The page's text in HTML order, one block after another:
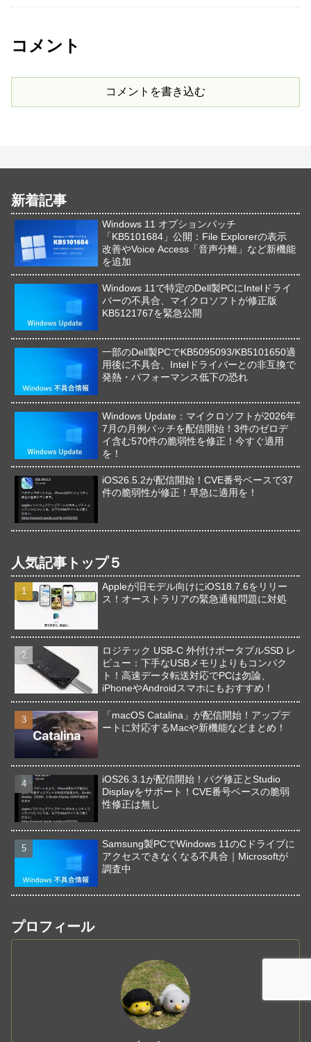
コメント
コメントを書き込む
新着記事
Windows 11 オプションパッチ
「KB5101684」公開：File Explorerの表示
改善やVoice Access「音声分離」など新機能
を追加
Windows 11で特定のDell製PCにIntelドライ
バーの不具合、マイクロソフトが修正版
KB5121767を緊急公開
一部のDell製PCでKB5095093/KB5101650適
用後に不具合、Intelドライバーとの非互換で
発熱・パフォーマンス低下の恐れ
Windows Update：マイクロソフトが2026年
7月の月例パッチを配信開始！3件のゼロデ
イ含む570件の脆弱性を修正！今すぐ適用
を！
iOS26.5.2が配信開始！CVE番号ベースで37
件の脆弱性が修正！早急に適用を！
人気記事トップ５
Appleが旧モデル向けにiOS18.7.6をリリー
ス！オーストラリアの緊急通報問題に対処
ロジテック USB-C 外付けポータブルSSD レ
ビュー：下手なUSBメモリよりもコンパク
ト！高速データ転送対応でPCは勿論、
iPhoneやAndroidスマホにもおすすめ！
「macOS Catalina」が配信開始！アップデ
ートに対応するMacや新機能などまとめ！
iOS26.3.1が配信開始！バグ修正とStudio
Displayをサポート！CVE番号ベースの脆弱
性修正は無し
Samsung製PCでWindows 11のCドライブに
アクセスできなくなる不具合｜Microsoftが
調査中
プロフィール